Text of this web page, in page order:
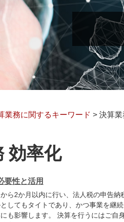
業務に関するキーワード > 決算
効率化
要性と活用
ら2か月以内に行い、法人税の申告納
してもタイトであり、かつ事業を継
も影響します。 決算を行うにはご自